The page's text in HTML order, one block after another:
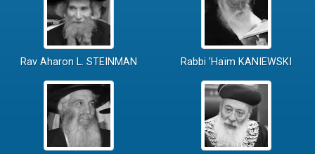
Rav Aharon L. STEINMAN Rabbi 'Haïm KANIEWSKI